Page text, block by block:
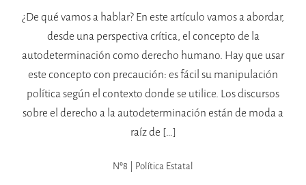
¿De qué vamos a hablar? En este artículo vamos a abordar,
desde una perspectiva crítica, el concepto de la
autodeterminación como derecho humano. Hay que usar
este concepto con precaución: es fácil su manipulación
política según el contexto donde se utilice. Los discursos
sobre el derecho a la autodeterminación están de moda a
raíz de […]
Nº8 | Política Estatal